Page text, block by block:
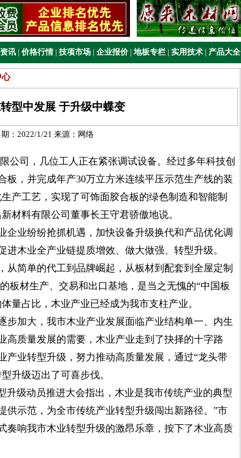
讯 | 价格行情 | 技项市场 | 企业报价 | 地板专栏 | 实用技术 | 产品大全
心
型中发展 于升级中蝶变
： 2022/1/21 来源： 网络
司，几位工人正在紧张调试设备。经过多年科技创
板，并完成年产30万立方米连续平压示范生产线的装
产工艺，实现了可饰面胶合板的绿色制造和智能制
材料有限公司董事长王守君骄傲地说。
企业纷纷抢抓机遇，加快设备升级换代和产品优化调
木业全产业链提质增效、做大做强、转型升级。
从简单的代工到品牌崛起，从板材到配套到全屋定制
板材生产、交易和出口基地，是当之无愧的“中国板
量占比，木业产业已经成为我市支柱产业。
步加大，我市木业产业发展面临产业结构单一、内生
高质量发展的需要，木业产业走到了抉择的十字路
产业转型升级，努力推动高质量发展，通过“龙头带
升级迈出了可喜步伐。
升级动员推进大会指出，木业是我市传统产业的典型
供示范，为全市传统产业转型升级闯出新路径。”市
奏响我市木业转型升级的激昂乐章，按下了木业高质